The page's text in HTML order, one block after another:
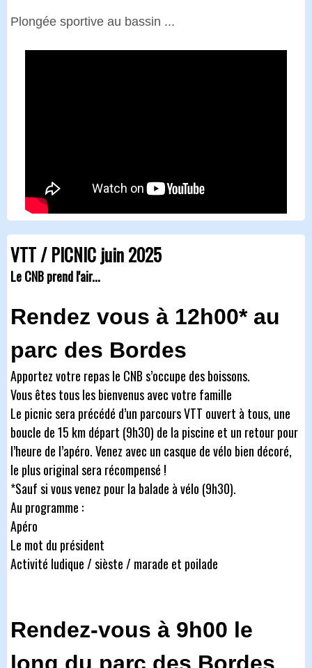
Plongée sportive au bassin ...
VTT / PICNIC juin 2025
Le CNB prend l'air...
Rendez vous à 12h00* au
parc des Bordes
Apportez votre repas le CNB s’occupe des boissons.
Vous êtes tous les bienvenus avec votre famille
Le picnic sera précédé d’un parcours VTT ouvert à tous, une
boucle de 15 km départ (9h30) de la piscine et un retour pour
l’heure de l’apéro. Venez avec un casque de vélo bien décoré,
le plus original sera récompensé !
*Sauf si vous venez pour la balade à vélo (9h30).
Au programme :
Apéro
Le mot du président
Activité ludique / sièste / marade et poilade
Rendez-vous à 9h00 le